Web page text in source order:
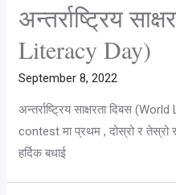
अन्तर्राष्ट्रिय
Literacy Day)
September 8, 2022
अन्तर्राष्ट्रिय साक्षरता दिबस
contest मा प्रथम , दोस्रो र तेस्रो
हर्दिक बधाई